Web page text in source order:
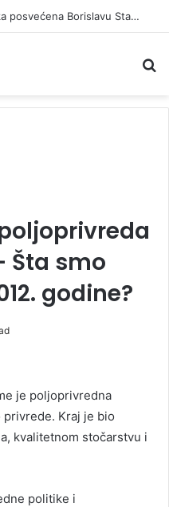
Predstavljena poštanska marka posvećena Borislavu Stankoviću
Šta smo
godine?
je poljoprivredna
Kraj je bio
kvalitetnom stočarstvu i
politike i